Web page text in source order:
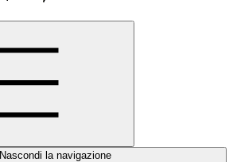
Nascondi la navigazione